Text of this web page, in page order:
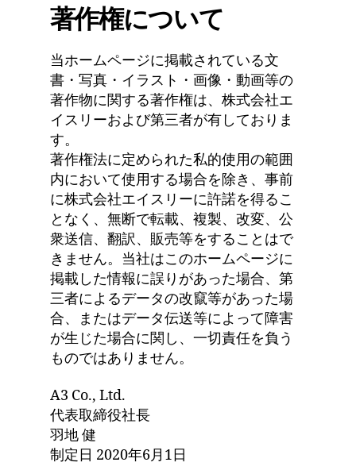
著作権について
当ホームページに掲載されている文
書・写真・イラスト・画像・動画等の
著作物に関する著作権は、株式会社エ
イスリーおよび第三者が有しておりま
す。
著作権法に定められた私的使用の範囲
内において使用する場合を除き、事前
に株式会社エイスリーに許諾を得るこ
となく、無断で転載、複製、改変、公
衆送信、翻訳、販売等をすることはで
きません。当社はこのホームページに
掲載した情報に誤りがあった場合、第
三者によるデータの改竄等があった場
合、またはデータ伝送等によって障害
が生じた場合に関し、一切責任を負う
ものではありません。
A3 Co., Ltd.
代表取締役社長
羽地 健
制定日 2020年6月1日